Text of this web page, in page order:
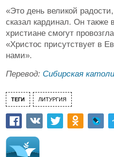
«Это день великой
сказал кардинал. Он также
христиане смогут
«Христос присутствует в
нами».
Перевод: Сибирская
ТЕГИ ЛИТУРГИЯ